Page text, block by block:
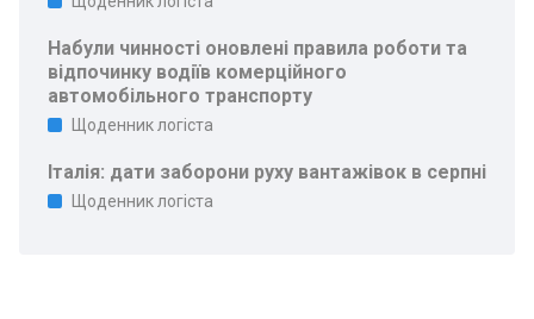
Набули чинності оновлені правила роботи та
відпочинку водіїв комерційного
автомобільного транспорту
Щоденник логіста
Італія: дати заборони руху вантажівок в серпні
Щоденник логіста